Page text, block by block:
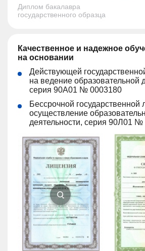
Диплом бакалавра
государственного образца
Качественное и надежное
на основании
Действующей
на ведение образовательной
серия 90А01 № 0003180
Бессрочной государственной
осуществление
деятельности, серия 90Л01 №